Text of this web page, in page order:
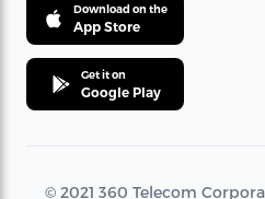
Download on the
App Store
Get it on
Google Play
© 2021 360 Telecom